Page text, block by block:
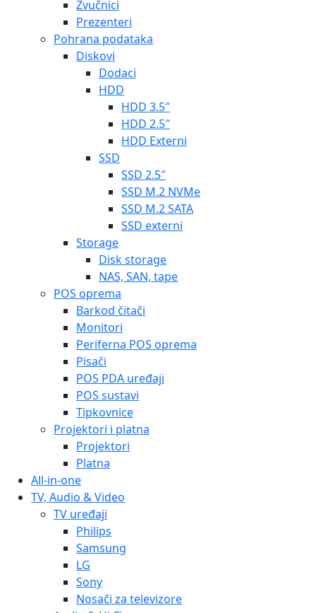
Zvučnici
Prezenteri
Pohrana podataka
Diskovi
Dodaci
HDD
HDD 3.5″
HDD 2.5″
HDD Externi
SSD
SSD 2.5″
SSD M.2 NVMe
SSD M.2 SATA
SSD externi
Storage
Disk storage
NAS, SAN, tape
POS oprema
Barkod čitači
Monitori
Periferna POS oprema
Pisači
POS PDA uređaji
POS sustavi
Tipkovnice
Projektori i platna
Projektori
Platna
All-in-one
TV, Audio & Video
TV uređaji
Philips
Samsung
LG
Sony
Nosači za televizore